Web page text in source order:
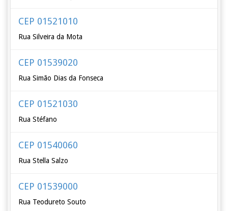
CEP 01521010
Rua Silveira da Mota
CEP 01539020
Rua Simão Dias da Fonseca
CEP 01521030
Rua Stéfano
CEP 01540060
Rua Stella Salzo
CEP 01539000
Rua Teodureto Souto